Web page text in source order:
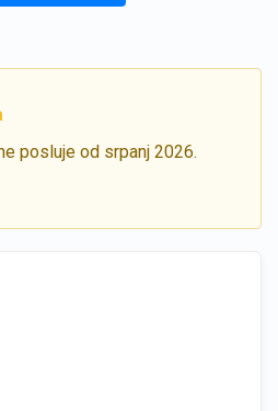
posluje od srpanj 2026.